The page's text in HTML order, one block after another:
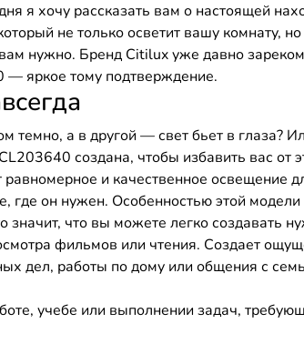
я хочу рассказать вам о настоящей
не только осветит вашу комнату,
нужно. Бренд Citilux уже давно
— яркое тому подтверждение.
темно, а в другой — свет бьет в глаза?
создана, чтобы избавить вас от
и качественное
он нужен. Особенностью этой
что вы можете легко создавать
фильмов или чтения. Создает
дел, работы по дому или общения с
учебе или выполнении задач,